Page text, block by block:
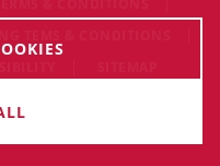
Col·legi de l'Advocacia